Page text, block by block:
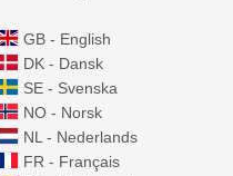
GB - English
DK - Dansk
SE - Svenska
NO - Norsk
NL - Nederlands
FR - Français